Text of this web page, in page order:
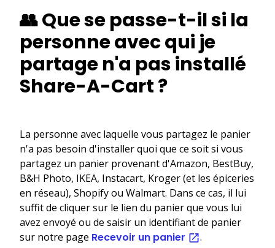
👥 Que se passe-t-il si la
personne avec qui je
partage n'a pas installé
Share-A-Cart ?
La personne avec laquelle vous partagez le panier
n'a pas besoin d'installer quoi que ce soit si vous
partagez un panier provenant d'Amazon, BestBuy,
B&H Photo, IKEA, Instacart, Kroger (et les épiceries
en réseau), Shopify ou Walmart. Dans ce cas, il lui
suffit de cliquer sur le lien du panier que vous lui
avez envoyé ou de saisir un identifiant de panier
sur notre page Recevoir un panier .